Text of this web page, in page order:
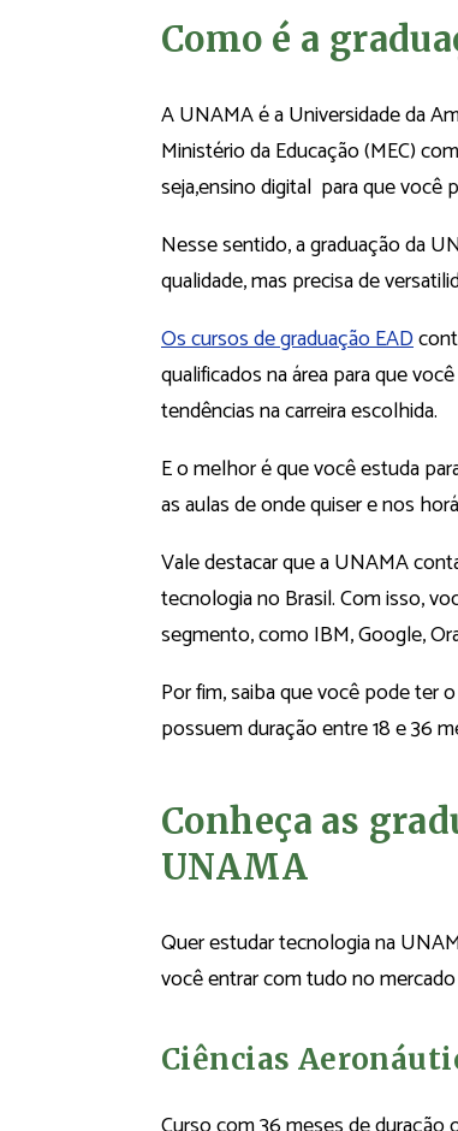
Como é a
A UNAMA é a Universidade da
Ministério da Educação (MEC)
seja,ensino digital para que você
Nesse sentido, a graduação da
qualidade, mas precisa de
Os cursos de graduação EAD
qualificados na área para que
tendências na carreira escolhida.
E o melhor é que você estuda
as aulas de onde quiser e nos
Vale destacar que a UNAMA
tecnologia no Brasil. Com isso,
segmento, como IBM, Google,
Por fim, saiba que você pode ter
possuem duração entre 18 e 36
Conheça as
UNAMA
Quer estudar tecnologia na
você entrar com tudo no
Ciências